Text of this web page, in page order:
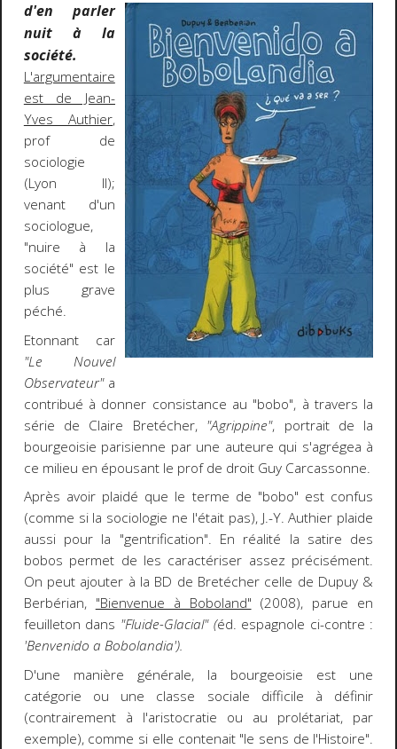
d'en parler
nuit à la
société.
L'argumentaire
est de Jean-
Yves Authier,
prof de
sociologie
(Lyon II);
venant d'un
sociologue,
"nuire à la
société" est le
plus grave
péché.
Etonnant car
"Le Nouvel
Observateur"a
contribué à donner consistance au "bobo", à travers la
série de Claire Bretécher, "Agrippine", portrait de la
bourgeoisie parisienne par une auteure qui s'agrégea à
ce milieu en épousant le prof de droit Guy Carcassonne.
Après avoir plaidé que le terme de "bobo" est confus
(comme si la sociologie ne l'était pas), J.-Y. Authier plaide
aussi pour la "gentrification". En réalité la satire des
bobos permet de les caractériser assez précisément.
On peut ajouter à la BD de Bretécher celle de Dupuy &
Berbérian, "Bienvenue à Boboland" (2008), parue en
feuilleton dans "Fluide-Glacial" (éd. espagnole ci-contre :
'Benvenido a Bobolandia').
D'une manière générale, la bourgeoisie est une
catégorie ou une classe sociale difficile à définir
(contrairement à l'aristocratie ou au prolétariat, par
exemple), comme si elle contenait "le sens de l'Histoire".